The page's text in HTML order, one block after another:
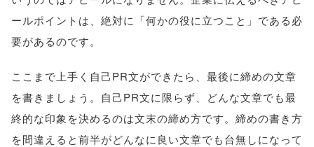
ールポイントは、絶対に「何かの役に立つこと」である必
要があるのです。
ここまで上手く自己PR文ができたら、最後に締めの文章
を書きましょう。自己PR文に限らず、どんな文章でも最
終的な印象を決めるのは文末の締め方です。締めの書き方
を間違えると前半がどんなに良い文章でも台無しになって